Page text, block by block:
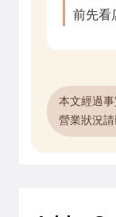
前先看
本文經過
營業狀況請